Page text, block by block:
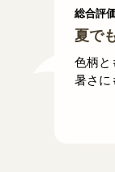
総合評
夏で
色柄と
暑さに